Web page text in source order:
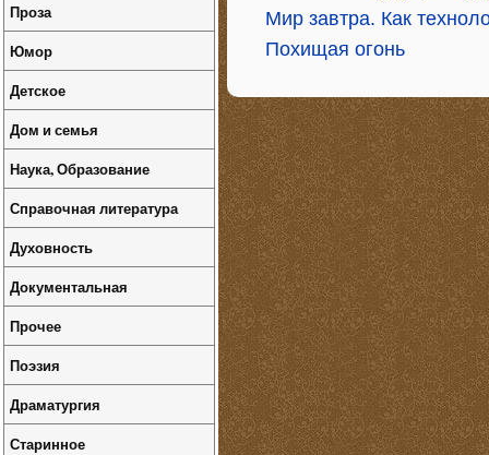
Мир завтра. Как
Похищая огонь
Проза
Юмор
Детское
Дом и семья
Наука, Образование
Справочная литература
Духовность
Документальная
Прочее
Поэзия
Драматургия
Старинное